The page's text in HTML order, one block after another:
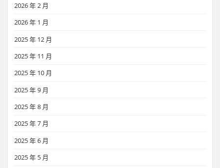
2026 年 2 月
2026 年 1 月
2025 年 12 月
2025 年 11 月
2025 年 10 月
2025 年 9 月
2025 年 8 月
2025 年 7 月
2025 年 6 月
2025 年 5 月